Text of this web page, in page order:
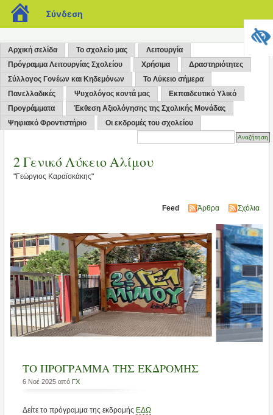
Αρχική σελίδα Το σχολείο μας
Λειτουργία
Πρόγραμμα Λειτουργίας Σχολείου
Χρήσιμα
Δραστηριότητες
Σύλλογος Γονέων και Κηδεμόνων
Το Λύκειο σήμερα
Πανελλαδικές
Ψυχολόγος κοντά μας
Εκπαιδευτικό Υλικό
Προγράμματα
Έκθεση Αξιολόγησης της Σχολικής Μονάδας
Ψηφιακό Φροντιστήριο
Οι εκδρομές του σχολείου
2 Γενικό Λύκειο Αλίμου
"Γεώργιος Καραϊσκάκης"
Feed Άρθρα Σχόλια
ΤΟ ΠΡΟΓΡΑΜΜΑ ΤΗΣ ΕΚΔΡΟΜΗΣ
6 Νοέ 2025 από ΓX
Δείτε το πρόγραμμα της εκδρομής ΕΔΩ
blogs.sch.gr
Σύνδεση